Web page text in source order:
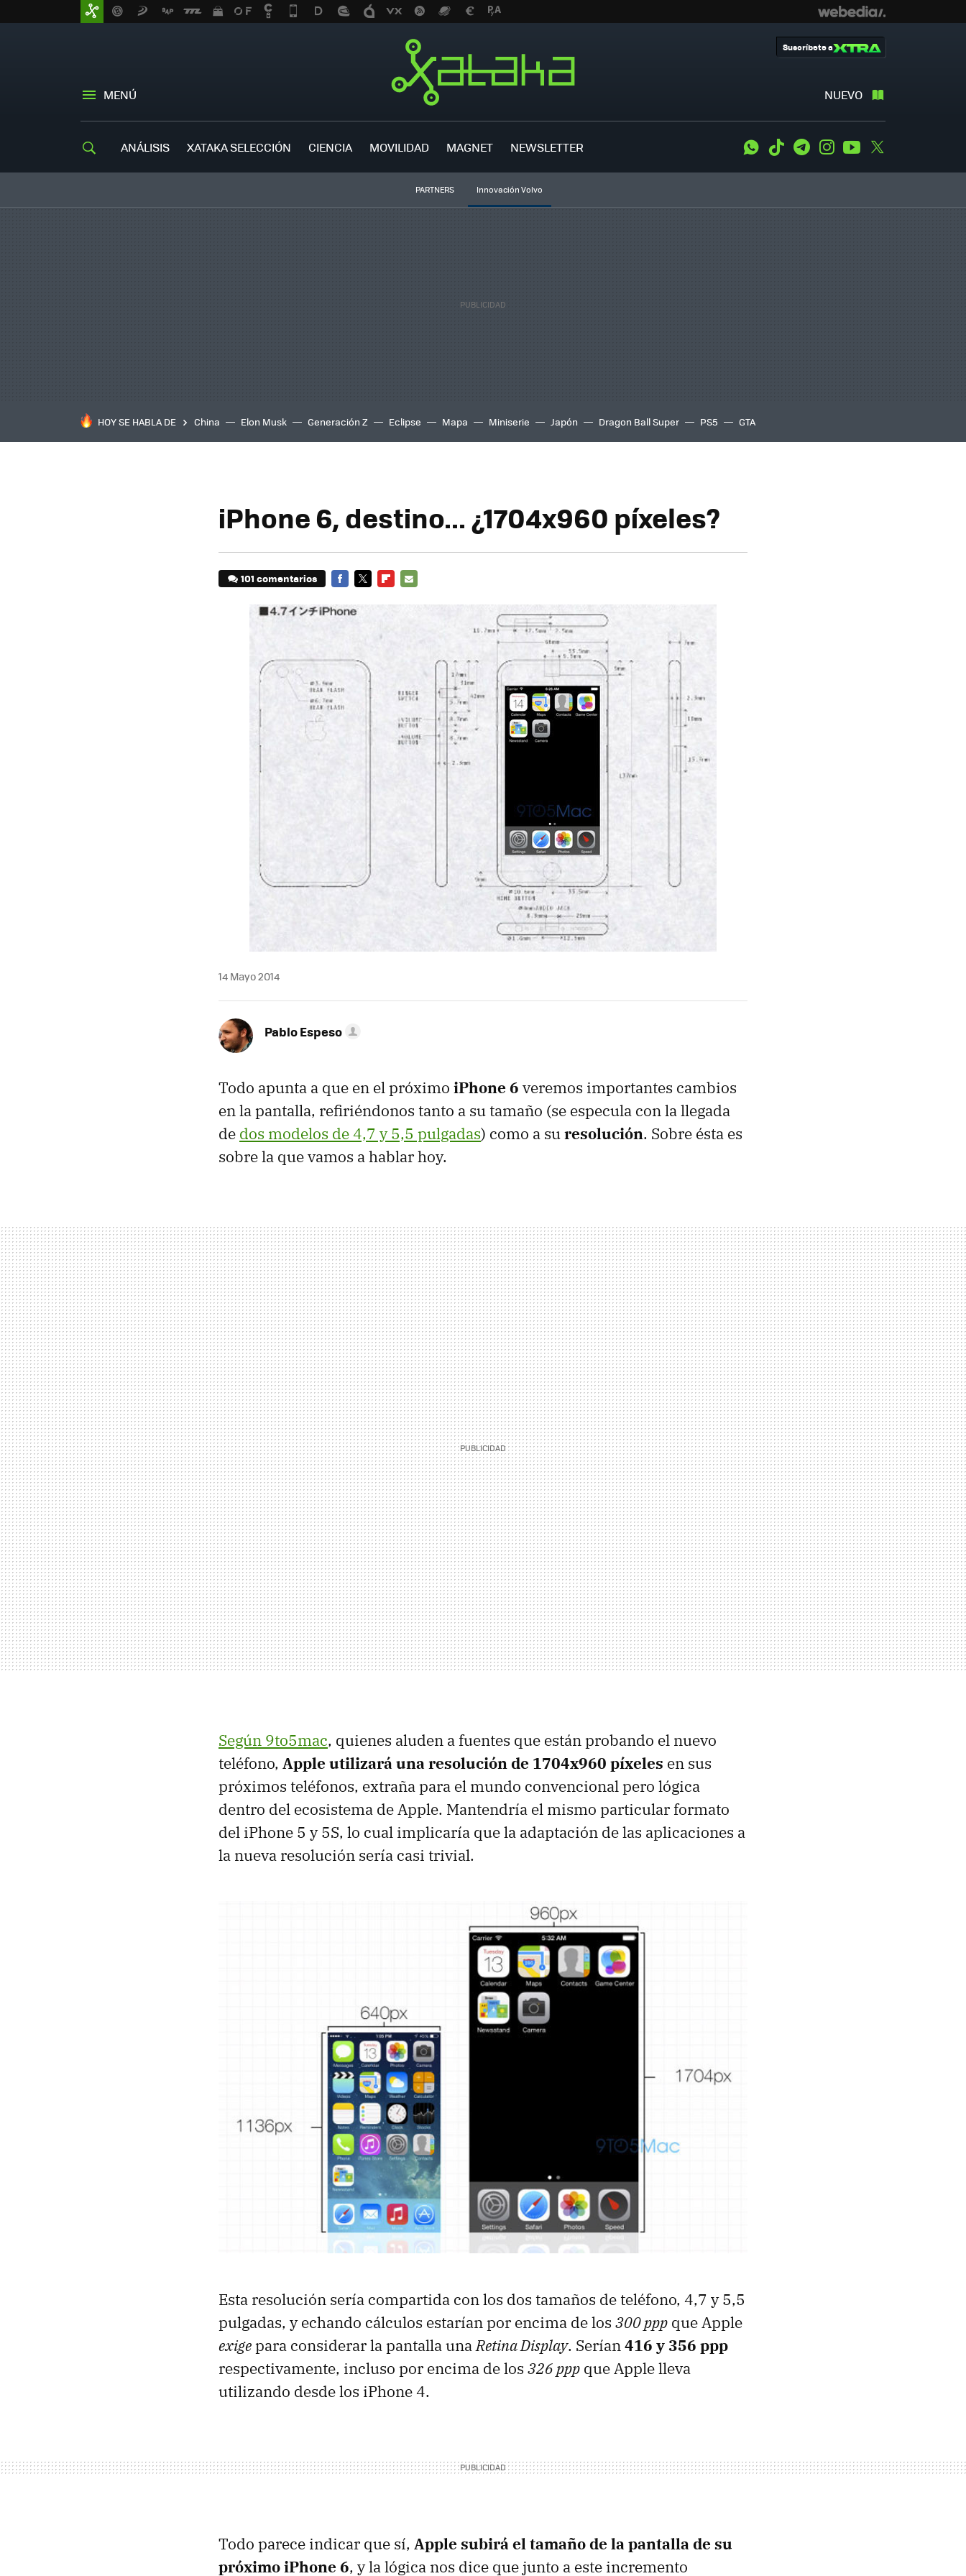
MENÚ NUEVO
Suscríbete a
ANÁLISIS XATAKA SELECCIÓN CIENCIA MOVILIDAD MAGNET NEWSLETTER WhatsApp
Tiktok TelegramInstagramYoutube
PARTNERS Innovación Volvo
HOY SE HABLA DE China Elon Musk Generación Z Eclipse Mapa Miniserie Japón Dragon Ball Super PS5 GTA
iPhone 6, destino... ¿1704x960 píxeles?
101 comentarios
14 Mayo 2014
Pablo Espeso
Todo apunta a que en el próximo iPhone 6 veremos importantes cambios
en la pantalla, refiriéndonos tanto a su tamaño (se especula con la llegada
de dos modelos de 4,7 y 5,5 pulgadas) como a suresolución. Sobre ésta es
sobre la que vamos a hablar hoy.
Según 9to5mac, quienes aluden a fuentes que están probando el nuevo
teléfono, Apple utilizará una resolución de 1704x960 píxeles en sus
próximos teléfonos, extraña para el mundo convencional pero lógica
dentro del ecosistema de Apple. Mantendría el mismo particular formato
del iPhone 5 y 5S, lo cual implicaría que la adaptación de las aplicaciones a
la nueva resolución sería casi trivial.
Esta resolución sería compartida con los dos tamaños de teléfono, 4,7 y 5,5
pulgadas, y echando cálculos estarían por encima de los 300 ppp que Apple
exigepara considerar la pantalla unaRetina Display. Serían416 y 356 ppp
respectivamente, incluso por encima de los 326 ppp que Apple lleva
utilizando desde los iPhone 4.
Todo parece indicar que sí, Apple subirá el tamaño de la pantalla de su
próximo iPhone 6, y la lógica nos dice que junto a este incremento